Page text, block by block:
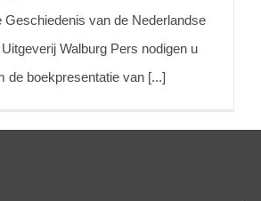
Geschiedenis van de Nederlandse
Walburg Pers nodigen u
de boekpresentatie van [...]